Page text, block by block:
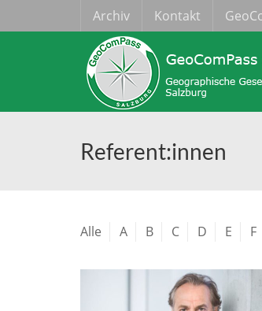
Archiv Kontakt
Referent:innen
Alle A B C D E F